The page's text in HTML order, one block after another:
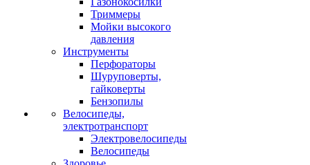
Триммеры
Мойки высокого
давления
Инструменты
Перфораторы
Шуруповерты,
гайковерты
Бензопилы
Велосипеды,
электротранспорт
Электровелосипеды
Велосипеды